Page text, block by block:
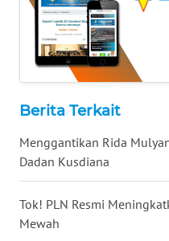
Berita Terkait
Menggantikan Rida
Dadan Kusdiana
Tok! PLN Resmi
Mewah
WN
MALUKU
WN
MALUT
DAIRI
WN
DANAU
TOBA